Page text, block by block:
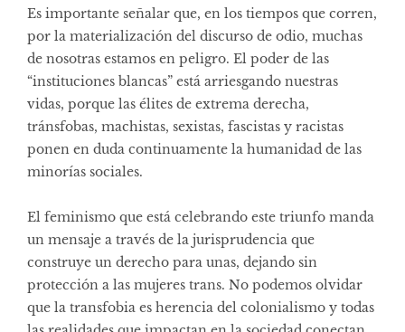
Es importante señalar que, en los tiempos que corren,
por la materialización del discurso de odio, muchas
de nosotras estamos en peligro. El poder de las
“instituciones blancas” está arriesgando nuestras
vidas, porque las élites de extrema derecha,
tránsfobas, machistas, sexistas, fascistas y racistas
ponen en duda continuamente la humanidad de las
minorías sociales.
El feminismo que está celebrando este triunfo manda
un mensaje a través de la jurisprudencia que
construye un derecho para unas, dejando sin
protección a las mujeres trans. No podemos olvidar
que la transfobia es herencia del colonialismo y todas